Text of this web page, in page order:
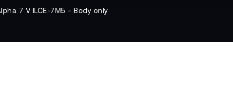
7 V ILCE-7M5 - Body only